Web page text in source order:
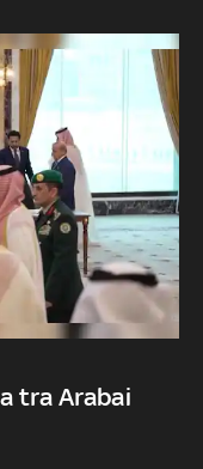
tra Arabai